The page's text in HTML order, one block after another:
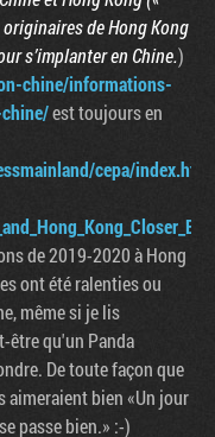
de Hong Kong
s’implanter en Chine.)
chine/informations-
est toujours en
cepa/index.htm
de 2019-2020 à Hong
ont été ralenties ou
même si je lis
être qu'un Panda
De toute façon que
aimeraient bien «Un jour
passe bien.» :-)